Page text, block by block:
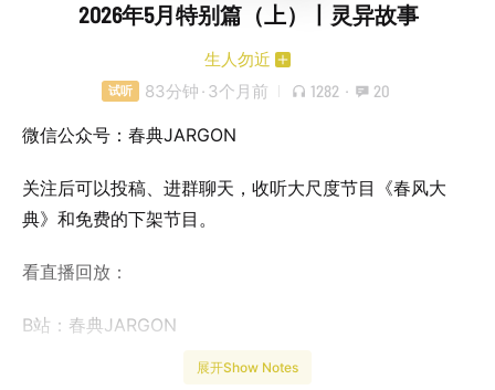
2026年5月特别篇（上）丨灵异故事
生人勿近
试听 83分钟 · 3个月前 1282 · 20
微信公众号：春典JARGON
关注后可以投稿、进群聊天，收听大尺度节目《春风大
典》和免费的下架节目。
看直播回放：
B站：春典JARGON
了解主播日常，关注：展开Show Notes